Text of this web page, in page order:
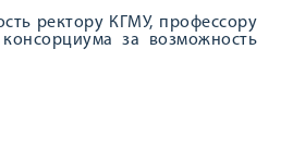
ректору КГМУ, профессору
за возможность